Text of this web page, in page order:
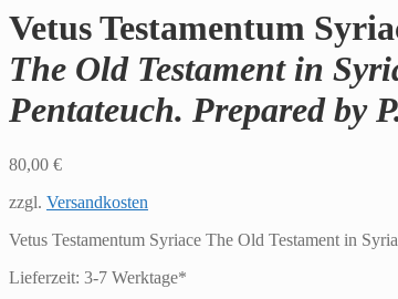
Vetus Testamentum
The Old Testament in
Pentateuch. Prepared by
80,00 €
zzgl. Versandkosten
Vetus Testamentum Syriace The Old Testament in
Lieferzeit: 3-7 Werktage*